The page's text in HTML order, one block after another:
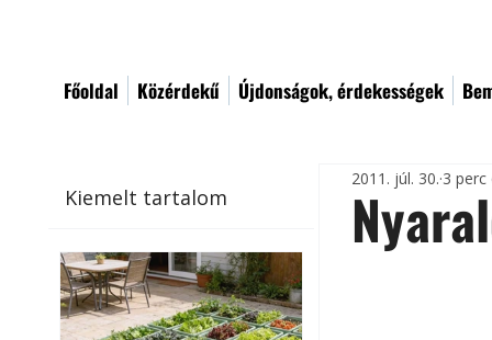
Főoldal Közérdekű Újdonságok, érdekességek
Kiemelt tartalom
2011. júl. 30. 3 perc